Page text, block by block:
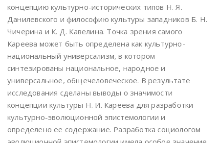
концепцию культурно-исторических типов Н. Я.
Данилевского и философию культуры западников Б. Н.
Чичерина и К. Д. Кавелина. Точка зрения самого
Кареева может быть определена как культурно-
национальный универсализм, в котором
синтезированы национальное, народное и
универсальное, общечеловеческое. В результате
исследования сделаны выводы о значимости
концепции культуры Н. И. Кареева для разработки
культурно-эволюционной эпистемологии и
определено ее содержание. Разработка социологом